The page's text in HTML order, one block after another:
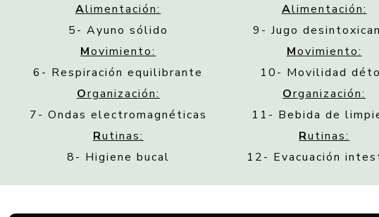
Alimentación:
5- Ayuno sólido
Movimiento:
6- Respiración equilibrante
Organización:
7- Ondas electromagnéticas
Rutinas:
8- Higiene bucal
Alimentación:
9- Jugo
Movimiento:
10- Movilidad
Organización:
11- Bebida de
Rutinas:
12- Evacuación